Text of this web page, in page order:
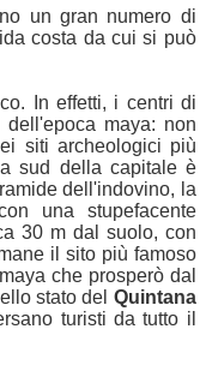
un gran numero di
costa da cui si può
In effetti, i centri di
maya: non
siti archeologici più
sud della capitale è
dell'indovino, la
una stupefacente
30 m dal suolo, con
il sito più famoso
che prosperò dal
stato del Quintana
turisti da tutto il